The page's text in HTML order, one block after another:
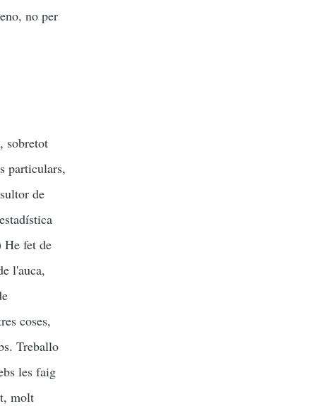
no per
sobretot
particulars,
de
He fet de
l'auca,
coses,
Treballo
les faig
molt